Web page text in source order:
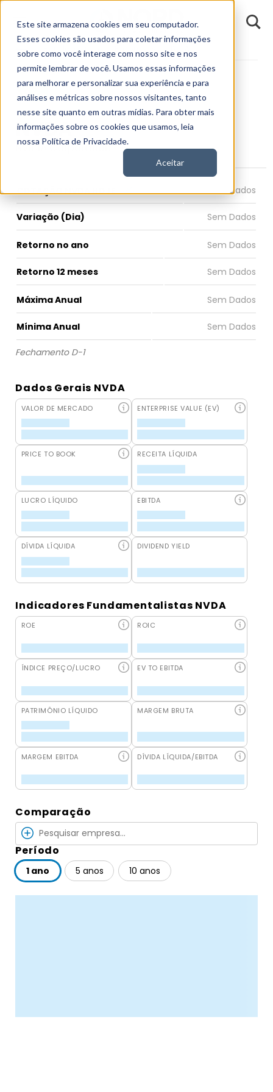
Este site armazena cookies em seu computador.
Esses cookies são usados para coletar informações
sobre como você interage com nosso site e nos
permite lembrar de você. Usamos essas informações
para melhorar e personalizar sua experiência e para
análises e métricas sobre nossos visitantes, tanto
nesse site quanto em outras mídias. Para obter mais
informações sobre os cookies que usamos, leia
nossa Política de Privacidade.
Aceitar
Fundamentos NVDA
NVDA
NVIDIA Corporation
COTAÇÃO NVDA HOJE
Variação (Dia)
Retorno no ano
Retorno 12 meses
Máxima Anual
Mínima Anual
Fechamento D-1
Dados Gerais NVDA
VALOR DE MERCADO ENTERPRISE VALUE (EV)
PRICE TO BOOK RECEITA LÍQUIDA
LUCRO LÍQUIDO EBITDA
DÍVIDA LÍQUIDA DIVIDEND YIELD
Indicadores Fundamentalistas NVDA
ROE ROIC
ÍNDICE PREÇO/LUCRO EV TO EBITDA
PATRIMÔNIO LÍQUIDO MARGEM BRUTA
MARGEM EBITDA DÍVIDA LÍQUIDA/EBITDA
Comparação
Período
1 ano 5 anos 10 anos